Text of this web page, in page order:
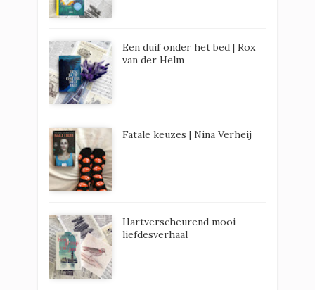
Een duif onder het bed | Rox
van der Helm
Fatale keuzes | Nina Verheij
Hartverscheurend mooi
liefdesverhaal